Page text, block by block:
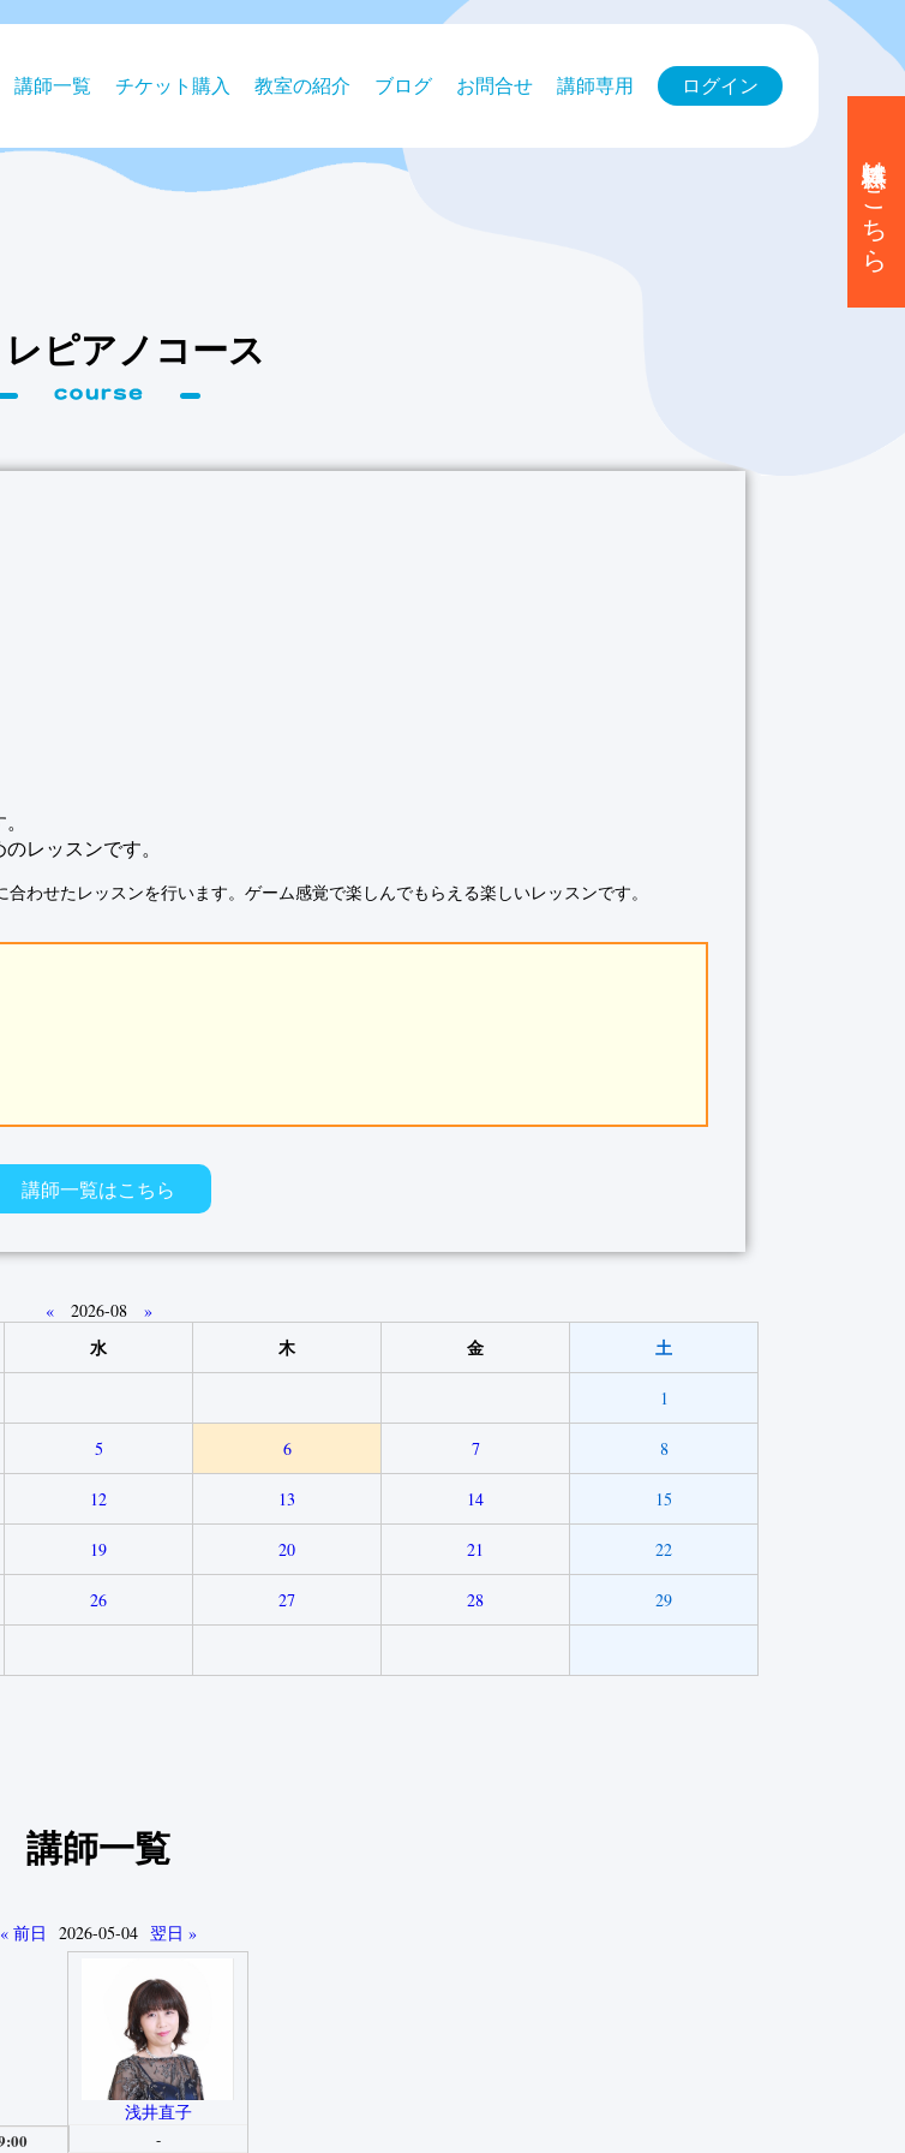
講師一覧 チケット購⼊ 教室の紹介 ブログ お問合せ 講師専用 ログイン
ピアノコース
レッスンです。
わせたレッスンを行います。ゲーム感覚で楽しんでもらえる楽しいレッスンです。
講師一覧はこちら
« 2026-08 »
水 木 金 土
1
5 6 7 8
12 13 14 15
19 20 21 22
26 27 28 29
講師一覧
« 前日 2026-05-04 翌日 »
浅井直子
-
無料体験はこちら